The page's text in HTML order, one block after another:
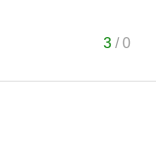
3/0